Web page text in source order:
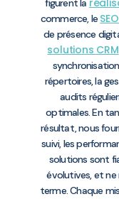
figurent la
commerce, le
de présence
solutions CRM
répertoires, la
audits
optimales. En
résultat, nous
suivi, les
solutions sont
évolutives, et
terme. Chaque